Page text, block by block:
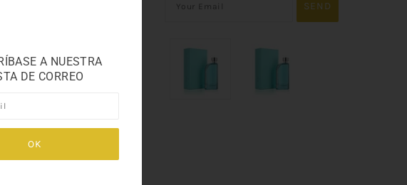
A NUESTRA
DE CORREO